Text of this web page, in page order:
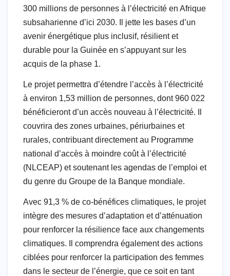
300 millions de personnes à l’électricité en Afrique
subsaharienne d’ici 2030. Il jette les bases d’un
avenir énergétique plus inclusif, résilient et
durable pour la Guinée en s’appuyant sur les
acquis de la phase 1.
Le projet permettra d’étendre l’accès à l’électricité
à environ 1,53 million de personnes, dont 960 022
bénéficieront d’un accès nouveau à l’électricité. Il
couvrira des zones urbaines, périurbaines et
rurales, contribuant directement au Programme
national d’accès à moindre coût à l’électricité
(NLCEAP) et soutenant les agendas de l’emploi et
du genre du Groupe de la Banque mondiale.
Avec 91,3 % de co-bénéfices climatiques, le projet
intègre des mesures d’adaptation et d’atténuation
pour renforcer la résilience face aux changements
climatiques. Il comprendra également des actions
ciblées pour renforcer la participation des femmes
dans le secteur de l’énergie, que ce soit en tant